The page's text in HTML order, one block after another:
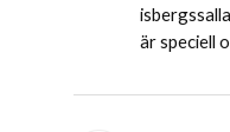
är speciell